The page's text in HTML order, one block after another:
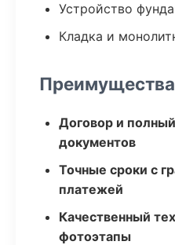
Устройство
Кладка и
Договор и
документов
Точные сроки с
платежей
Качественный
фотоэтапы